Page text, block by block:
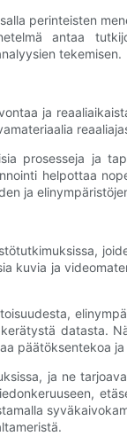
perinteisten
antaa
tekemisen.
ja
prosesseja ja
helpottaa
ja
ja
datasta.
päätöksentekoa
ja ne